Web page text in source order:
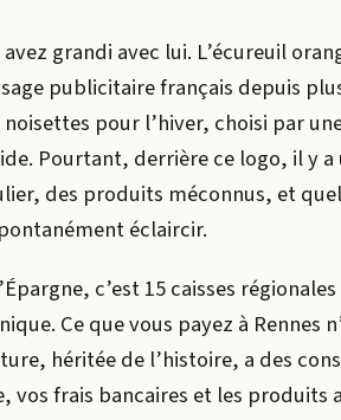
avez grandi avec lui. L’écureuil
publicitaire français depuis
noisettes pour l’hiver, choisi par
Pourtant, derrière ce logo, il y
des produits méconnus, et
éclaircir.
c’est 15 caisses
Ce que vous payez à Rennes
héritée de l’histoire, a des
vos frais bancaires et les produits